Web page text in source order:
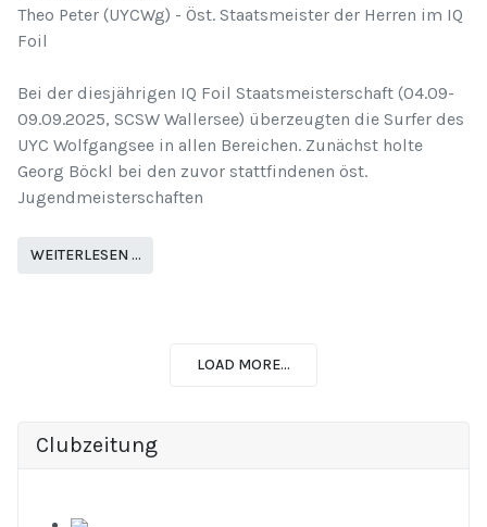
Theo Peter (UYCWg) - Öst. Staatsmeister der Herren im IQ
Foil
Bei der diesjährigen IQ Foil Staatsmeisterschaft (04.09-
09.09.2025, SCSW Wallersee) überzeugten die Surfer des
UYC Wolfgangsee in allen Bereichen. Zunächst holte
Georg Böckl bei den zuvor stattfindenen öst.
Jugendmeisterschaften
WEITERLESEN …
LOAD MORE...
Clubzeitung